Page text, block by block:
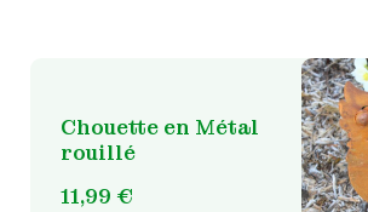
Chouette en Métal
rouillé
11,99 €